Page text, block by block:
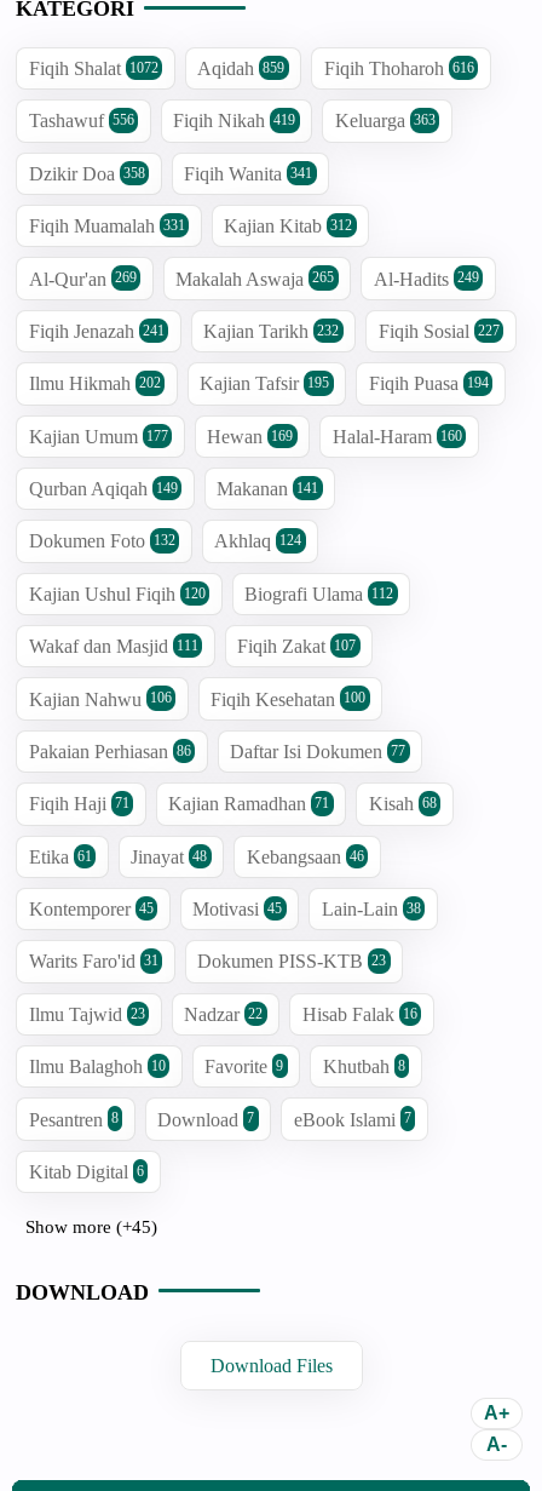
KATEGORI
Fiqih Shalat 1072 Aqidah 859 Fiqih Thoharoh 616
Tashawuf 556 Fiqih Nikah 419 Keluarga 363
Dzikir Doa 358 Fiqih Wanita 341
Fiqih Muamalah 331 Kajian Kitab 312
Al-Qur'an 269 Makalah Aswaja 265 Al-Hadits 249
Fiqih Jenazah 241 Kajian Tarikh 232 Fiqih Sosial 227
Ilmu Hikmah 202 Kajian Tafsir 195 Fiqih Puasa 194
Kajian Umum 177 Hewan 169 Halal-Haram 160
Qurban Aqiqah 149 Makanan 141
Dokumen Foto 132 Akhlaq 124
Kajian Ushul Fiqih 120 Biografi Ulama 112
Wakaf dan Masjid 111 Fiqih Zakat 107
Kajian Nahwu 106 Fiqih Kesehatan 100
Pakaian Perhiasan 86 Daftar Isi Dokumen 77
Fiqih Haji 71 Kajian Ramadhan 71 Kisah 68
Etika 61 Jinayat 48 Kebangsaan 46
Kontemporer 45 Motivasi 45 Lain-Lain 38
Warits Faro'id 31 Dokumen PISS-KTB 23
Ilmu Tajwid 23 Nadzar 22 Hisab Falak 16
Ilmu Balaghoh 10 Favorite 9 Khutbah 8
Pesantren 8 Download 7 eBook Islami 7
Kitab Digital 6
Show more (+45)
DOWNLOAD
Download Files